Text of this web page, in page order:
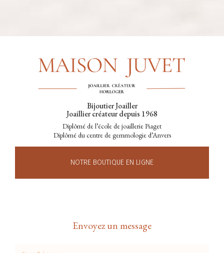
Bijoutier Joailler
Joaillier créateur depuis 1968
Diplômé de l’école de joaillerie Piaget
Diplômé du centre de gemmologie d’Anvers
NOTRE BOUTIQUE EN LIGNE
Envoyez un message